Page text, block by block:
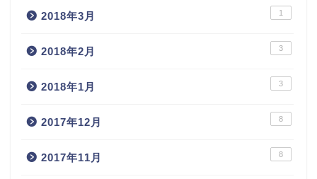
2018年3月 1
2018年2月 3
2018年1月 3
2017年12月 8
2017年11月 8